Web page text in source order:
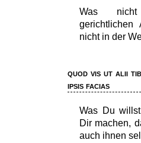
Was
nicht in der
quod vis ut alii
ipsis facias
Was Du
Dir machen,
auch ihnen